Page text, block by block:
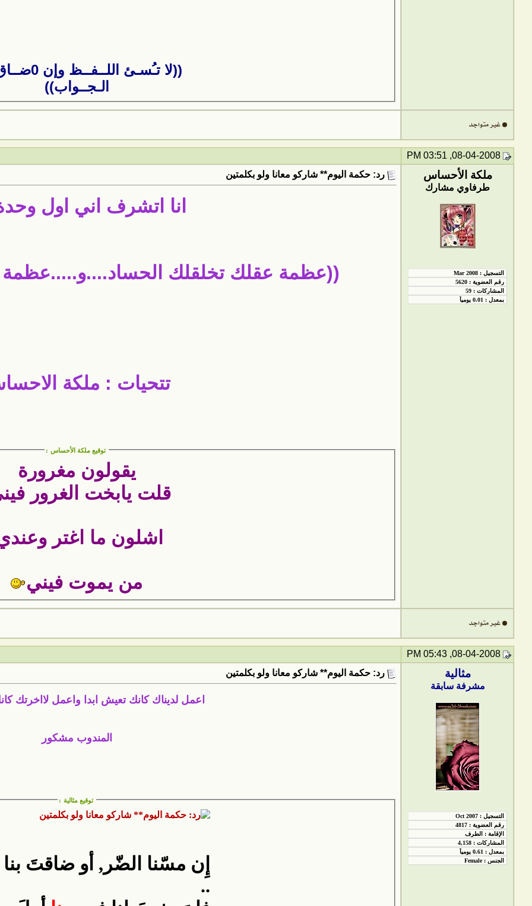
((لا تـُسـئ
الـجــواب))
ملكة الأحساس
طرفاوي مشارك
رد: حكمة اليوم** شاركو معانا ولو بكلمتين
انا اتشرف اني اول
((عظمة عقلك تخلقلك الحساد....و.....عظمة
تتحيات : ملكة
توقيع ملكة الأحساس :
يقولون مغرورة
قلت يابخت الغرور
اشلون ما اغتر
من يموت فيني
مثالية
مشرفة سابقة
رد: حكمة اليوم** شاركو معانا ولو بكلمتين
اعمل لديناك كانك تعيش ابدا واعمل لااخرتك
المندوب مشكور
توقيع مثالية :
إِن مسّنا الضّر, أو ضاقتَ بنا
..